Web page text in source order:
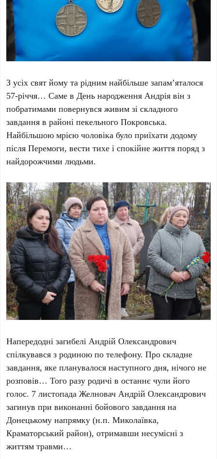
З усіх свят йому та рідним найбільше запам’яталося
57-річчя… Саме в День народження Андрія він з
побратимами повернувся живим зі складного
завдання в районі пекельного Покровська.
Найбільшою мрією чоловіка було приїхати додому
після Перемоги, вести тихе і спокійне життя поряд з
найдорожчими людьми.
Напередодні загибелі Андрій Олександрович
спілкувався з родиною по телефону. Про складне
завдання, яке планувалося наступного дня, нічого не
розповів… Того разу родичі в останнє чули його
голос. 7 листопада Желновач Андрій Олександрович
загинув при виконанні бойового завдання на
Донецькому напрямку (н.п. Миколаївка,
Краматорський район), отримавши несумісні з
життям травми…